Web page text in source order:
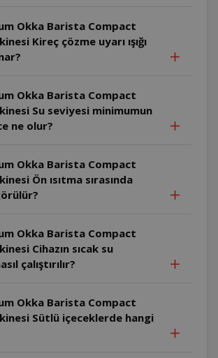
Okka Barista Compact
Kireç çözme uyarı ışığı
Okka Barista Compact
Su seviyesi minimumun
ne olur?
Okka Barista Compact
Ön ısıtma sırasında
Okka Barista Compact
Cihazın sıcak su
çalıştırılır?
Okka Barista Compact
Sütlü içeceklerde hangi